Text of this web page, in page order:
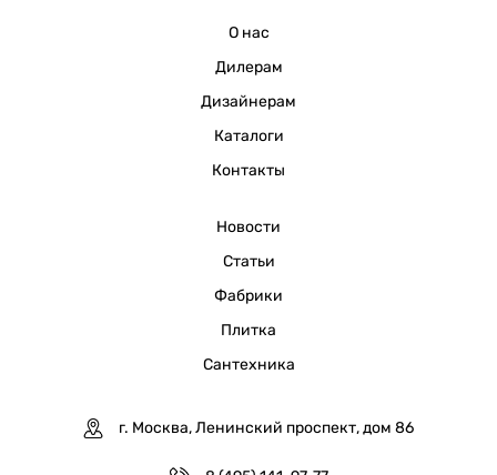
О нас
Дилерам
Дизайнерам
Каталоги
Контакты
Новости
Статьи
Фабрики
Плитка
Сантехника
г. Москва, Ленинский проспект, дом 86